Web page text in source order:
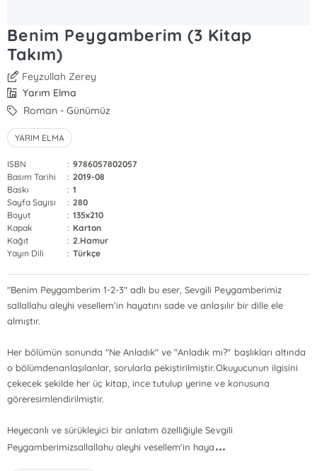
Benim Peygamberim (3 Kitap
Takım)
Feyzullah Zerey
Yarım Elma
Roman - Günümüz
YARIM ELMA
ISBN : 9786057802057
Basım Tarihi
: 2019-08
Baskı
: 1
Sayfa Sayısı
: 280
Boyut
: 135x210
Kapak
: Karton
Kağıt
: 2.Hamur
Yayın Dili
: Türkçe
"Benim Peygamberim 1-2-3" adlı bu eser, Sevgili Peygamberimiz
sallallahu aleyhi vesellem'in hayatını sade ve anlaşılır bir dille ele
almıştır.
Her bölümün sonunda "Ne Anladık" ve "Anladık mı?" başlıkları altında
o bölümdenanlaşılanlar, sorularla pekiştirilmiştir.Okuyucunun ilgisini
çekecek şekilde her üç kitap, ince tutulup yerine ve konusuna
göreresimlendirilmiştir.
Heyecanlı ve sürükleyici bir anlatım özelliğiyle Sevgili
Peygamberimizsallallahu aleyhi vesellem'in haya...